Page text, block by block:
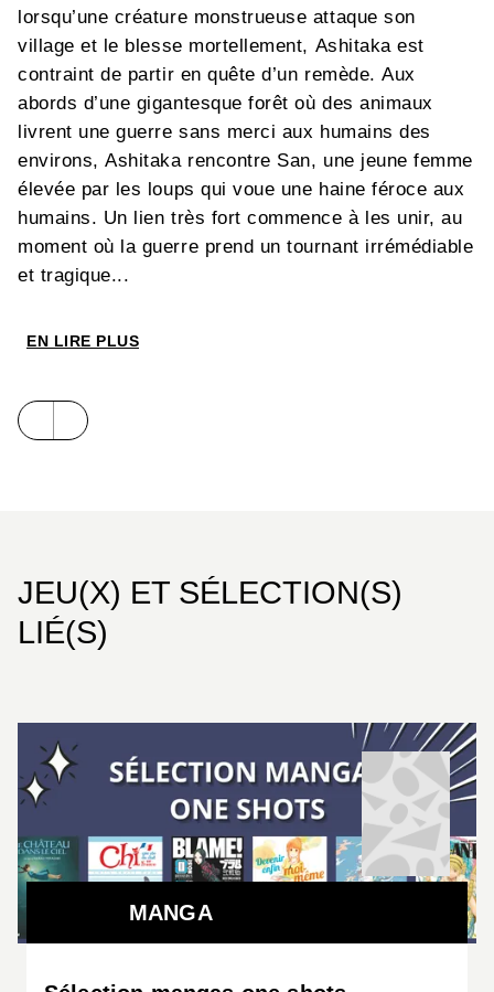
lorsqu’une créature monstrueuse attaque son
village et le blesse mortellement, Ashitaka est
contraint de partir en quête d’un remède. Aux
abords d’une gigantesque forêt où des animaux
livrent une guerre sans merci aux humains des
environs, Ashitaka rencontre San, une jeune femme
élevée par les loups qui voue une haine féroce aux
humains. Un lien très fort commence à les unir, au
moment où la guerre prend un tournant irrémédiable
et tragique...
EN LIRE PLUS
JEU(X) ET SÉLECTION(S)
LIÉ(S)
MANGA